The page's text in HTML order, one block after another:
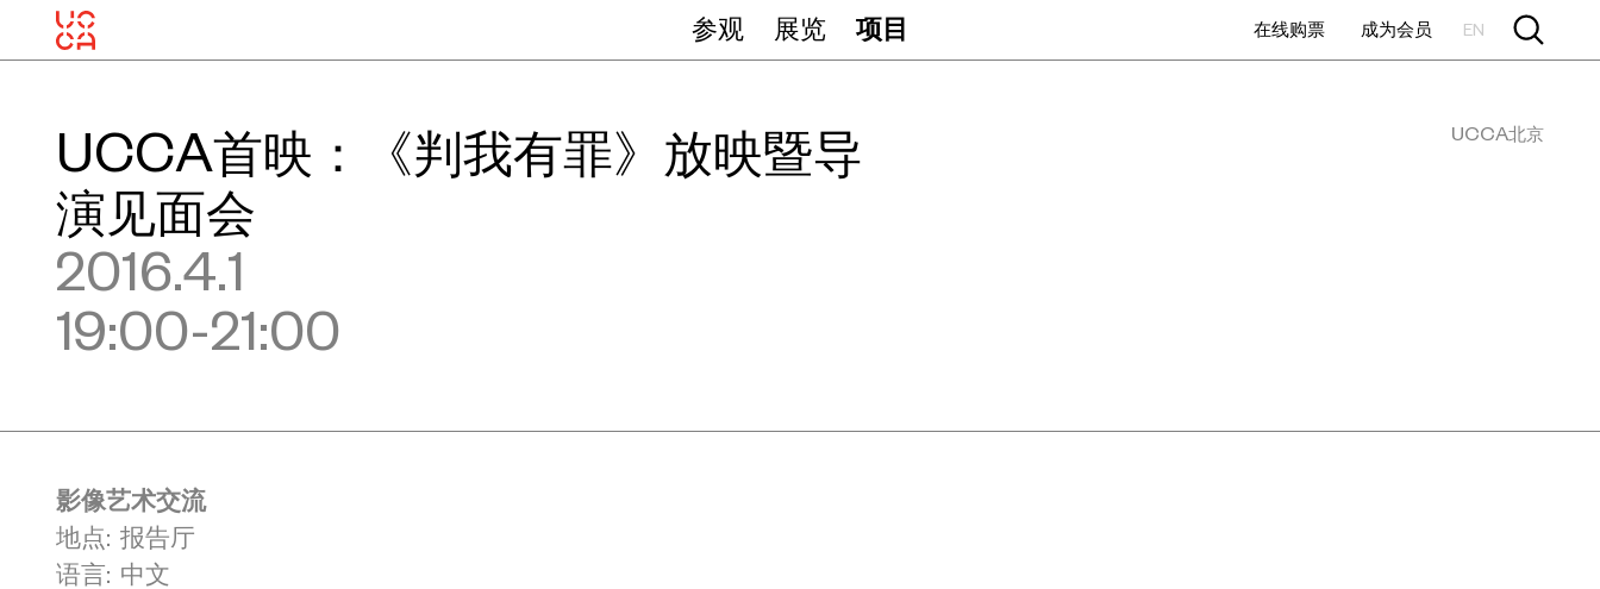
参观 展览 项目 在线购票 成为会员 EN
UCCA北京
UCCA首映：《判我有罪》放映暨导
演见面会
2016.4.1
19:00-21:00
影像艺术交流
地点: 报告厅
语言: 中文